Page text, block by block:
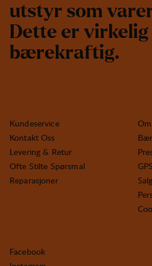
utstyr som vare
Dette er virkelig
bærekraftig.
Kundeservice
Kontakt Oss
Levering & Retur
Ofte Stilte Spørsmal
Reparasjoner
Facebook